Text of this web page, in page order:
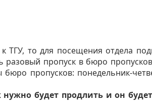
ТГУ, то для посещения отдела
пропуск в бюро
пропусков: понедельник-
будет продлить и он